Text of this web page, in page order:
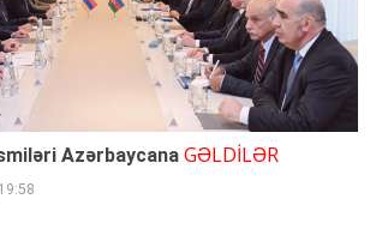
Azərbaycana GƏLDİLƏR